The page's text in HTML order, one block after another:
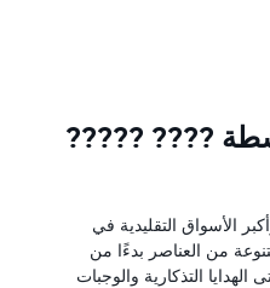
???? ?????
الأسواق التقليدية في
من العناصر بدءًا من
الهدايا التذكارية والوجبات